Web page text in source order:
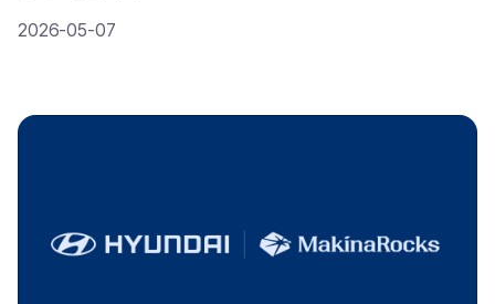
2026-05-07